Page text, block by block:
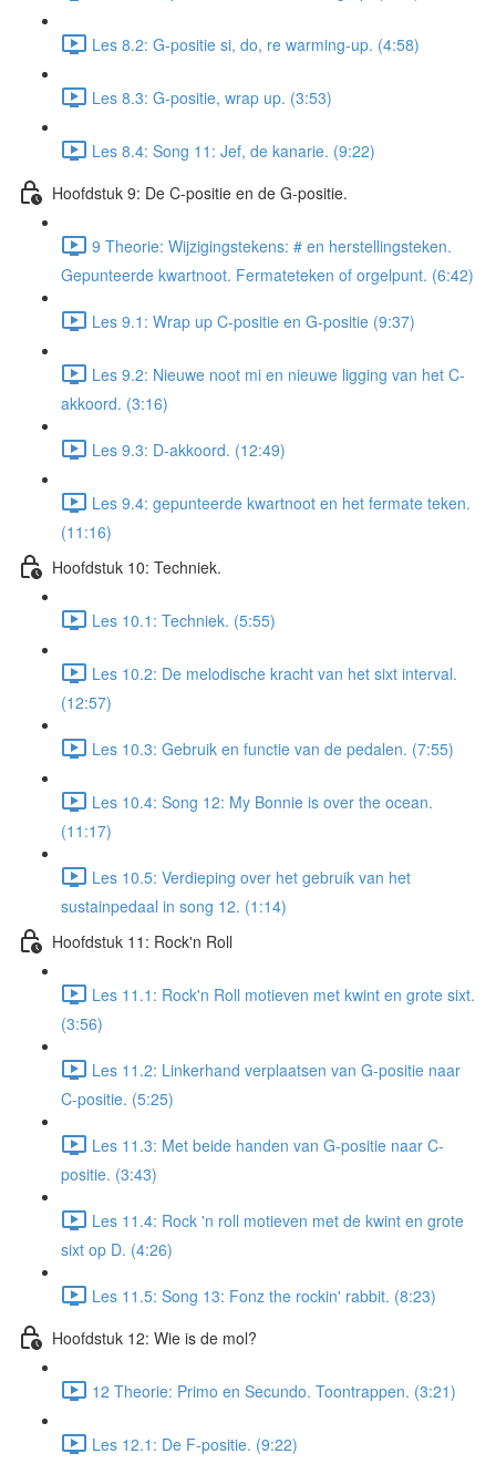
Les 8.2: G-positie si, do, re warming-up. (4:58)
Les 8.3: G-positie, wrap up. (3:53)
Les 8.4: Song 11: Jef, de kanarie. (9:22)
Hoofdstuk 9: De C-positie en de G-positie.
9 Theorie: Wijzigingstekens: # en herstellingsteken.
Gepunteerde kwartnoot. Fermateteken of orgelpunt. (6:42)
Les 9.1: Wrap up C-positie en G-positie (9:37)
Les 9.2: Nieuwe noot mi en nieuwe ligging van het C-
akkoord. (3:16)
Les 9.3: D-akkoord. (12:49)
Les 9.4: gepunteerde kwartnoot en het fermate teken.
(11:16)
Hoofdstuk 10: Techniek.
Les 10.1: Techniek. (5:55)
Les 10.2: De melodische kracht van het sixt interval.
(12:57)
Les 10.3: Gebruik en functie van de pedalen. (7:55)
Les 10.4: Song 12: My Bonnie is over the ocean.
(11:17)
Les 10.5: Verdieping over het gebruik van het
sustainpedaal in song 12. (1:14)
Hoofdstuk 11: Rock'n Roll
Les 11.1: Rock'n Roll motieven met kwint en grote sixt.
(3:56)
Les 11.2: Linkerhand verplaatsen van G-positie naar
C-positie. (5:25)
Les 11.3: Met beide handen van G-positie naar C-
positie. (3:43)
Les 11.4: Rock 'n roll motieven met de kwint en grote
sixt op D. (4:26)
Les 11.5: Song 13: Fonz the rockin' rabbit. (8:23)
Hoofdstuk 12: Wie is de mol?
12 Theorie: Primo en Secundo. Toontrappen. (3:21)
Les 12.1: De F-positie. (9:22)